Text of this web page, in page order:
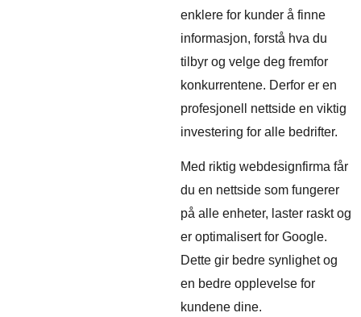
enklere for kunder å finne
informasjon, forstå hva du
tilbyr og velge deg fremfor
konkurrentene. Derfor er en
profesjonell nettside en viktig
investering for alle bedrifter.
Med riktig webdesignfirma får
du en nettside som fungerer
på alle enheter, laster raskt og
er optimalisert for Google.
Dette gir bedre synlighet og
en bedre opplevelse for
kundene dine.